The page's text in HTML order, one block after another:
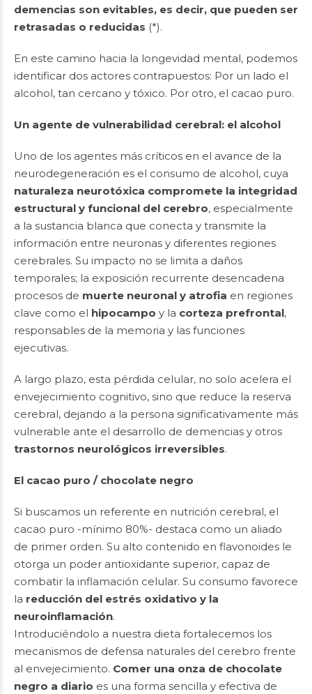
demencias son evitables, es decir, que pueden ser
retrasadas o reducidas (*).
En este camino hacia la longevidad mental, podemos
identificar dos actores contrapuestos: Por un lado el
alcohol, tan cercano y tóxico. Por otro, el cacao puro.
Un agente de vulnerabilidad cerebral: el alcohol
Uno de los agentes más críticos en el avance de la
neurodegeneración es el consumo de alcohol, cuya
naturaleza neurotóxica compromete la integridad
estructural y funcional del cerebro, especialmente
a la sustancia blanca que conecta y transmite la
información entre neuronas y diferentes regiones
cerebrales. Su impacto no se limita a daños
temporales; la exposición recurrente desencadena
procesos de muerte neuronal y atrofia en regiones
clave como el hipocampo y la corteza prefrontal,
responsables de la memoria y las funciones
ejecutivas.
A largo plazo, esta pérdida celular, no solo acelera el
envejecimiento cognitivo, sino que reduce la reserva
cerebral, dejando a la persona significativamente más
vulnerable ante el desarrollo de demencias y otros
trastornos neurológicos irreversibles.
El cacao puro / chocolate negro
Si buscamos un referente en nutrición cerebral, el
cacao puro -mínimo 80%- destaca como un aliado
de primer orden. Su alto contenido en flavonoides le
otorga un poder antioxidante superior, capaz de
combatir la inflamación celular. Su consumo favorece
la reducción del estrés oxidativo y la
neuroinflamación.
Introduciéndolo a nuestra dieta fortalecemos los
mecanismos de defensa naturales del cerebro frente
al envejecimiento. Comer una onza de chocolate
negro a diario es una forma sencilla y efectiva de